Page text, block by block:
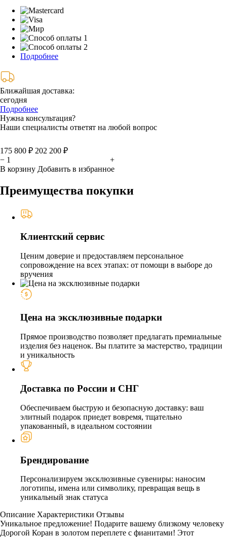
Подробнее
Ближайшая доставка:
сегодня
Подробнее
Нужна консультация?
Наши специалисты ответят на любой вопрос
175 800 ₽ 202 200 ₽
−
+
В корзину Добавить в избранное
Преимущества покупки
Клиентский сервис
Ценим доверие и предоставляем персональное
сопровождение на всех этапах: от помощи в выборе до
вручения
Цена на эксклюзивные подарки
Прямое производство позволяет предлагать премиальные
изделия без наценок. Вы платите за мастерство, традиции
и уникальность
Доставка по России и СНГ
Обеспечиваем быструю и безопасную доставку: ваш
элитный подарок приедет вовремя, тщательно
упакованный, в идеальном состоянии
Брендирование
Персонализируем эксклюзивные сувениры: наносим
логотипы, имена или символику, превращая вещь в
уникальный знак статуса
Описание Характеристики Отзывы
Уникальное предложение! Подарите вашему близкому человеку
Дорогой Коран в золотом переплете с фианитами! Этот